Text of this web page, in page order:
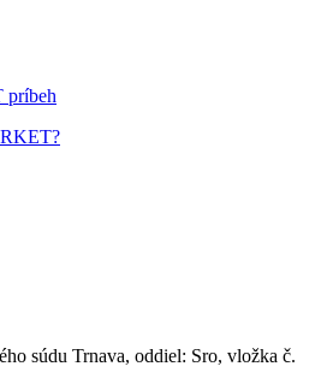
súdu Trnava, oddiel: Sro, vložka č.